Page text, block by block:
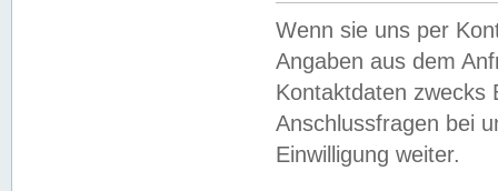
Wenn sie uns per
Angaben aus dem
Kontaktdaten zwecks
Anschlussfragen bei
Einwilligung weiter.